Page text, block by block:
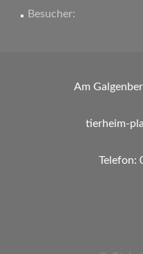
Besucher:
Am
tierheim-
Telefon: